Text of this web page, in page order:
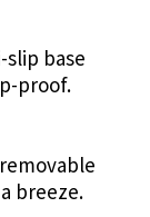
base
proof.
breeze.